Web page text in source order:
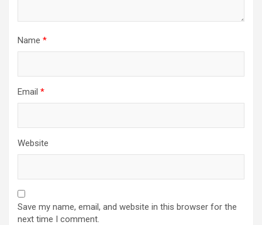
Name *
Email *
Website
Save my name, email, and website in this browser for the
next time I comment.